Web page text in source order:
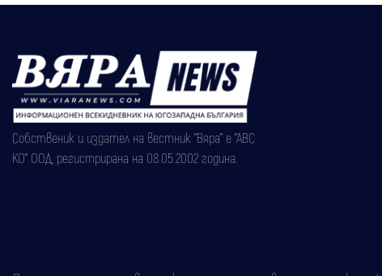
Собственик и издател на вестник "Вяра" е "АВС
КО" ООД, регистрирана на 08.05.2002 година.